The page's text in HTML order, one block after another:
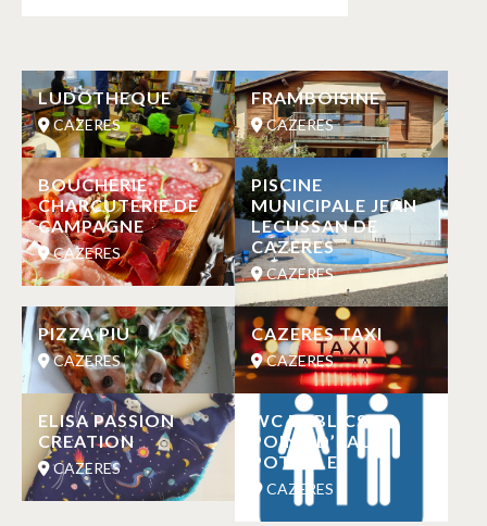
LUDOTHEQUE
CAZERES
FRAMBOISINE
CAZERES
BOUCHERIE
CHARCUTERIE DE
CAMPAGNE
CAZERES
PISCINE
MUNICIPALE JEAN
LECUSSAN DE
CAZERES
CAZERES
PIZZA PIU
CAZERES
CAZERES TAXI
CAZERES
ELISA PASSION
CREATION
CAZERES
WC PUBLICS ET
POINT D’EAU
POTABLE
CAZERES